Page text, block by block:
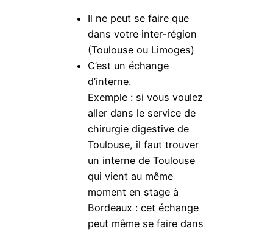
Il ne peut se faire que
dans votre inter-région
(Toulouse ou Limoges)
C’est un échange
d’interne.
Exemple : si vous voulez
aller dans le service de
chirurgie digestive de
Toulouse, il faut trouver
un interne de Toulouse
qui vient au même
moment en stage à
Bordeaux : cet échange
peut même se faire dans